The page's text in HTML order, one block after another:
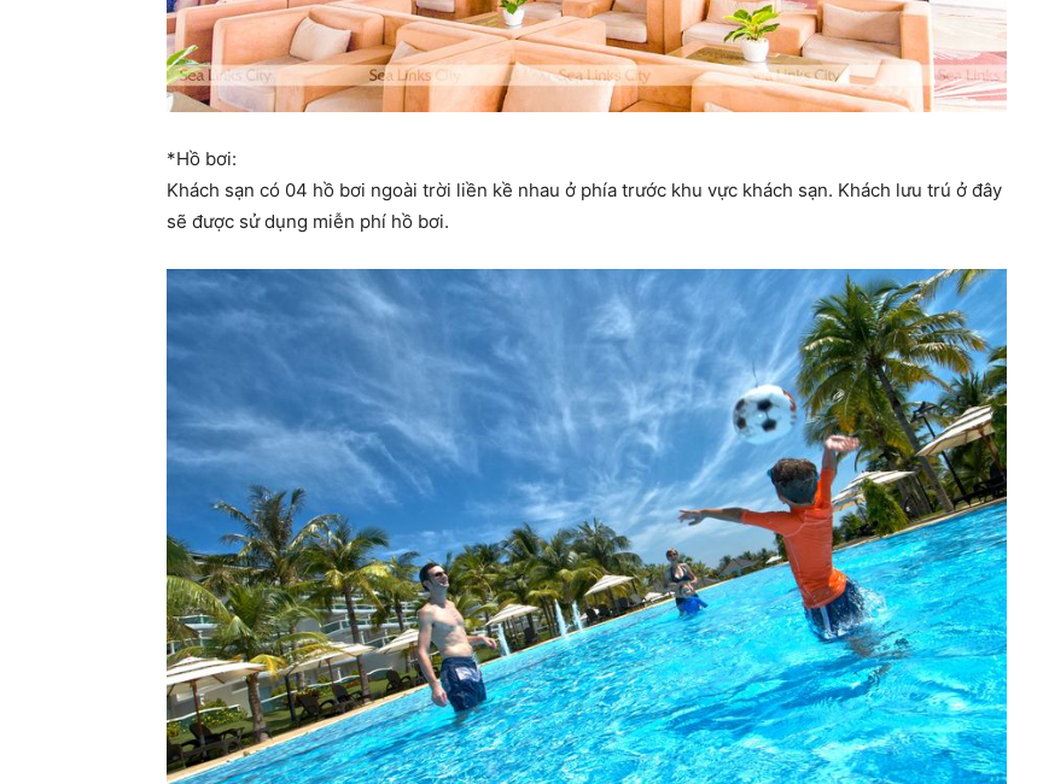
*Hồ bơi:
Khách sạn có 04 hồ bơi ngoài trời liền kề nhau ở phía trước khu vực khách sạn. Khách lưu trú ở đây
sẽ được sử dụng miễn phí hồ bơi.